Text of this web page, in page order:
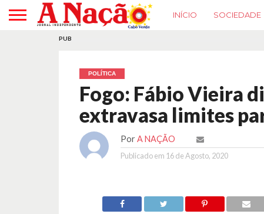
INÍCIO SOCIEDADE
PUB
POLÍTICA
Fogo: Fábio Vieira
extravasa limites
Por A NAÇÃO
Publicado em 16 de Agosto, 2020